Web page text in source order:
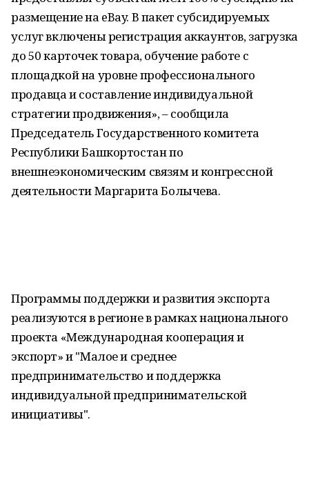
размещение на eBay. В пакет субсидируемых
услуг включены регистрация аккаунтов, загрузка
до 50 карточек товара, обучение работе с
площадкой на уровне профессионального
продавца и составление индивидуальной
стратегии продвижения», – сообщила
Председатель Государственного комитета
Республики Башкортостан по
внешнеэкономическим связям и конгрессной
деятельности Маргарита Болычева.
Программы поддержки и развития экспорта
реализуются в регионе в рамках национального
проекта «Международная кооперация и
экспорт» и "Малое и среднее
предпринимательство и поддержка
индивидуальной предпринимательской
инициативы".